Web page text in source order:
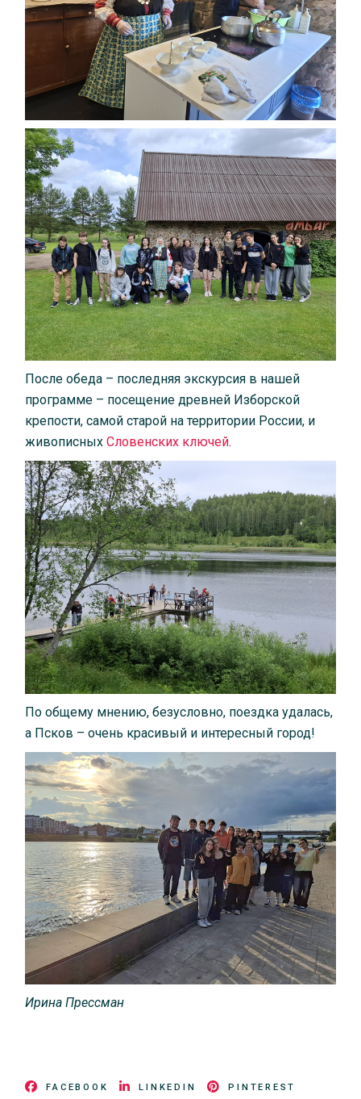
После обеда – последняя экскурсия в нашей
программе – посещение древней Изборской
крепости, самой старой на территории России, и
живописныхСловенских ключей.
По общему мнению, безусловно, поездка удалась,
а Псков – очень красивый и интересный город!
Ирина Прессман
FACEBOOK LINKEDIN
PINTEREST